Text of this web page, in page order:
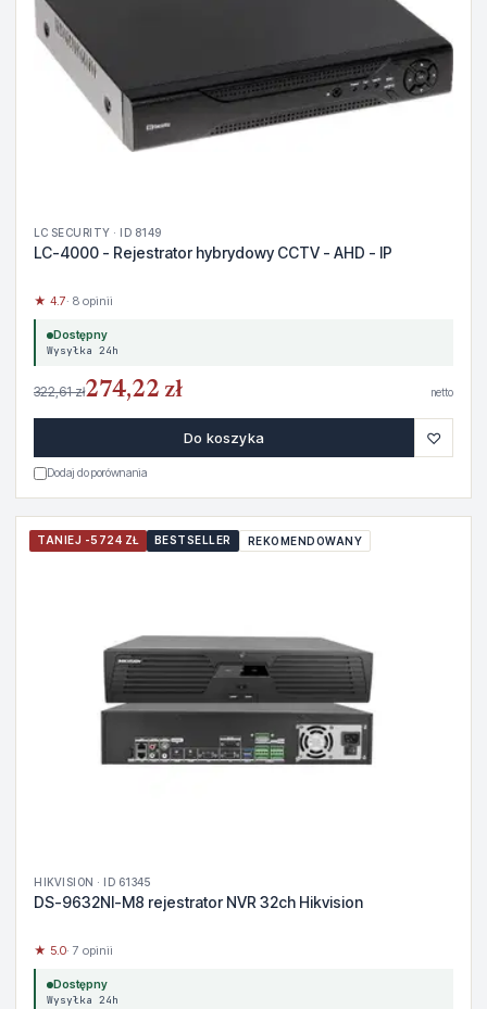
LC SECURITY · ID 8149
LC-4000 - Rejestrator hybrydowy CCTV - AHD - IP
★ 4.7· 8 opinii
Dostępny
Wysyłka 24h
322,61 zł274,22 zł netto
Do koszyka ♡
Dodaj do porównania
TANIEJ -5724 ZŁ BESTSELLER REKOMENDOWANY
HIKVISION · ID 61345
DS-9632NI-M8 rejestrator NVR 32ch Hikvision
★ 5.0· 7 opinii
Dostępny
Wysyłka 24h